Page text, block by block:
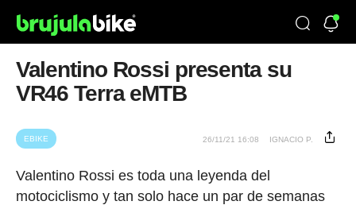
Valentino Rossi presenta su
VR46 Terra eMTB
EBIKE 26/11/21 16:08 IGNACIO P.
Valentino Rossi es toda una leyenda del
motociclismo y tan solo hace un par de semanas